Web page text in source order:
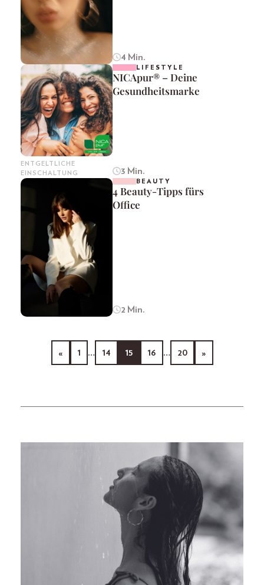
4 Min.
ENTGELTLICHE
EINSCHALTUNG
LIFESTYLE
NICApur® – Deine
Gesundheitsmarke
3 Min.
BEAUTY
4 Beauty-Tipps fürs
Office
2 Min.
« 1 … 14 15 16 … 20 »